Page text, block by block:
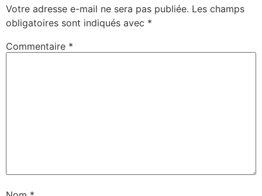
Votre adresse e-mail ne sera pas publiée. Les champs
obligatoires sont indiqués avec *
Commentaire *